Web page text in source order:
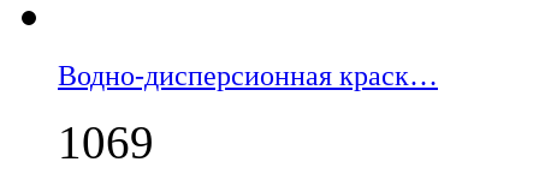
Водно-дисперсионная краск…
1069